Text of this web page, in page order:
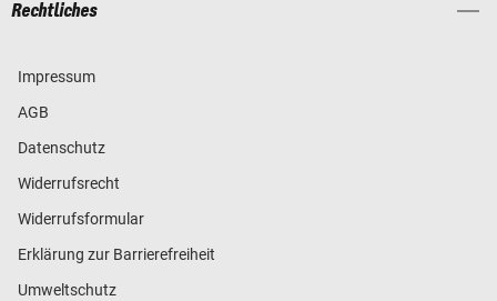
Rechtliches
Impressum
AGB
Datenschutz
Widerrufsrecht
Widerrufsformular
Erklärung zur Barrierefreiheit
Umweltschutz